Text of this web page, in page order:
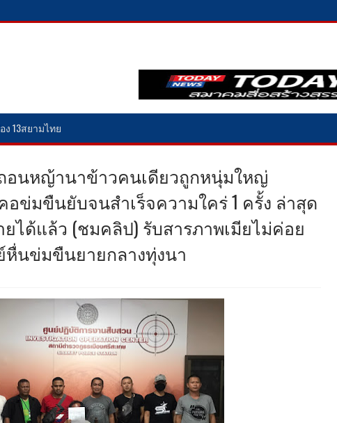
13สยามไทย
ถอนหญ้านาข้าวคนเดียวถูกหนุ่มใหญ่
ข่มขืนยับจนสำเร็จความใคร่ 1 ครั้ง ล่าสุด
ได้แล้ว (ชมคลิป) รับสารภาพเมียไม่ค่อย
หื่นข่มขืนยายกลางทุ่งนา